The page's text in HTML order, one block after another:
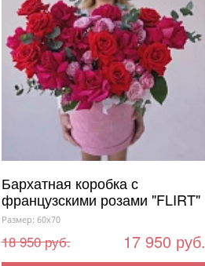
Бархатная коробка с
французскими розами "FLIRT"
Размер: 60x70
18 950 руб. 17 950 руб.